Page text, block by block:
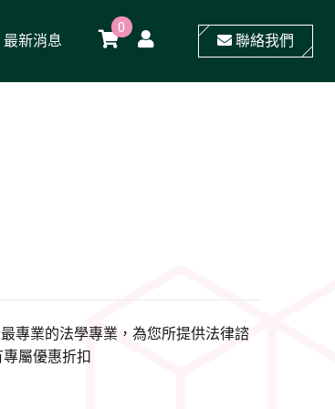
最新消息
0
聯絡我們
專業的法學專業，為您所提供法律諮
屬優惠折扣